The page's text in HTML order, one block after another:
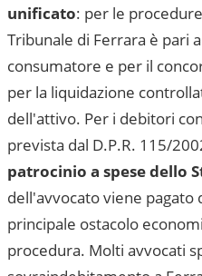
unificato: per le
Tribunale di Ferrara è pari a
consumatore e per il
per la liquidazione
dell'attivo. Per i debitori
prevista dal D.P.R. 115/
patrocinio a spese dello
dell'avvocato viene pagato
principale ostacolo
procedura. Molti avvocati